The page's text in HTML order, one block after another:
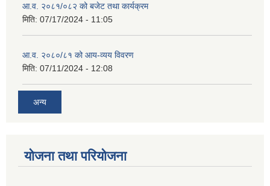
आ.व. २०८१/०८२ को बजेट तथा कार्यक्रम
मिति: 07/17/2024 - 11:05
आ.व. २०८०/८१ को आय-व्यय विवरण
मिति: 07/11/2024 - 12:08
अन्य
योजना तथा परियोजना